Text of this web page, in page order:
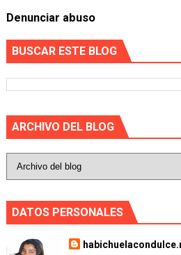
Denunciar abuso
BUSCAR ESTE BLOG
ARCHIVO DEL BLOG
DATOS PERSONALES